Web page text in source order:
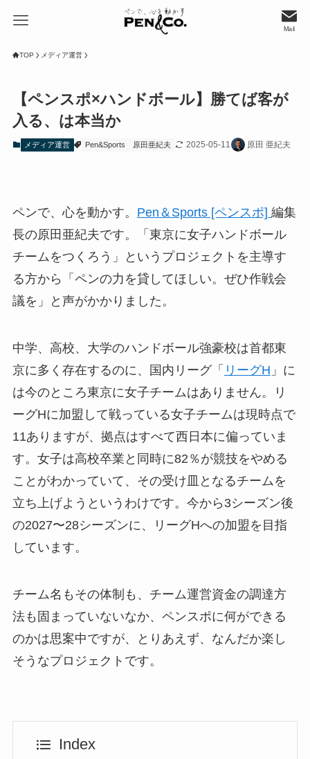
Mail
TOP メディア運営
【ペンスポ×ハンドボール】勝てば客が
入る、は本当か
メディア運営 Pen&Sports 原田亜紀夫 2025-05-11 原田 亜紀夫
ペンで、心を動かす。 Pen＆Sports [ペンスポ] 編集
長の原田亜紀夫です。「東京に女子ハンドボール
チームをつくろう」というプロジェクトを主導す
る方から「ペンの力を貸してほしい。ぜひ作戦会
議を」と声がかかりました。
中学、高校、大学のハンドボール強豪校は首都東
京に多く存在するのに、国内リーグ「 リーグH 」に
は今のところ東京に女子チームはありません。リ
ーグHに加盟して戦っている女子チームは現時点で
11ありますが、拠点はすべて西日本に偏っていま
す。女子は高校卒業と同時に82％が競技をやめる
ことがわかっていて、その受け皿となるチームを
立ち上げようというわけです。今から3シーズン後
の2027〜28シーズンに、リーグHへの加盟を目指
しています。
チーム名もその体制も、チーム運営資金の調達方
法も固まっていないなか、ペンスポに何ができる
のかは思案中ですが、とりあえず、なんだか楽し
そうなプロジェクトです。
Index